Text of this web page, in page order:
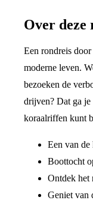
Over deze
Een rondreis
moderne leven.
bezoeken de
drijven? Dat ga je
koraalriffen kunt
Een van de
Boottocht
Ontdek het
Geniet van